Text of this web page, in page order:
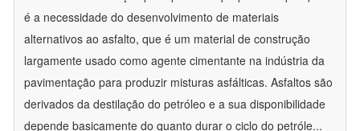
é a necessidade do desenvolvimento de materiais
alternativos ao asfalto, que é um material de construção
largamente usado como agente cimentante na indústria da
pavimentação para produzir misturas asfálticas. Asfaltos são
derivados da destilação do petróleo e a sua disponibilidade
depende basicamente do quanto durar o ciclo do petróle...